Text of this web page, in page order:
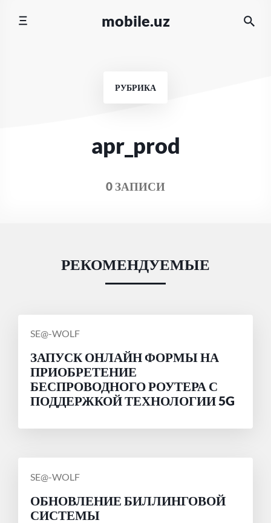
mobile.uz
РУБРИКА
apr_prod
0 ЗАПИСИ
РЕКОМЕНДУЕМЫЕ
СООБЩЕНИЕ
SE@-WOLF
ЗАПУСК ОНЛАЙН ФОРМЫ НА
ПРИОБРЕТЕНИЕ
БЕСПРОВОДНОГО РОУТЕРА С
ПОДДЕРЖКОЙ ТЕХНОЛОГИИ 5G
СООБЩЕНИЕ
SE@-WOLF
ОБНОВЛЕНИЕ БИЛЛИНГОВОЙ
СИСТЕМЫ